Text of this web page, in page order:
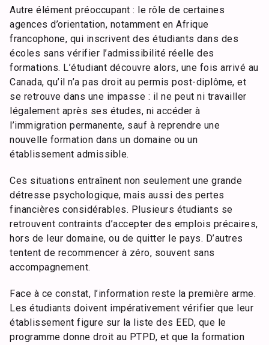
Autre élément préoccupant : le rôle de certaines
agences d’orientation, notamment en Afrique
francophone, qui inscrivent des étudiants dans des
écoles sans vérifier l’admissibilité réelle des
formations. L’étudiant découvre alors, une fois arrivé au
Canada, qu’il n’a pas droit au permis post-diplôme, et
se retrouve dans une impasse : il ne peut ni travailler
légalement après ses études, ni accéder à
l’immigration permanente, sauf à reprendre une
nouvelle formation dans un domaine ou un
établissement admissible.
Ces situations entraînent non seulement une grande
détresse psychologique, mais aussi des pertes
financières considérables. Plusieurs étudiants se
retrouvent contraints d’accepter des emplois précaires,
hors de leur domaine, ou de quitter le pays. D’autres
tentent de recommencer à zéro, souvent sans
accompagnement.
Face à ce constat, l’information reste la première arme.
Les étudiants doivent impérativement vérifier que leur
établissement figure sur la liste des EED, que le
programme donne droit au PTPD, et que la formation